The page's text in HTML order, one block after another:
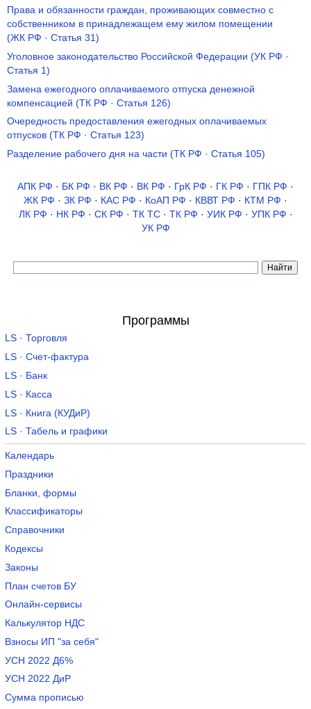
Права и обязанности граждан, проживающих совместно с
собственником в принадлежащем ему жилом помещении
(ЖК РФ · Статья 31)
Уголовное законодательство Российской Федерации (УК РФ ·
Статья 1)
Замена ежегодного оплачиваемого отпуска денежной
компенсацией (ТК РФ · Статья 126)
Очередность предоставления ежегодных оплачиваемых
отпусков (ТК РФ · Статья 123)
Разделение рабочего дня на части (ТК РФ · Статья 105)
АПК РФ · БК РФ · ВК РФ · ВК РФ · ГрК РФ · ГК РФ · ГПК РФ ·
ЖК РФ · ЗК РФ · КАС РФ · КоАП РФ · КВВТ РФ · КТМ РФ ·
ЛК РФ · НК РФ · СК РФ · ТК TC· ТК РФ · УИК РФ · УПК РФ ·
УК РФ
Программы
LS · Торговля
LS · Счет-фактура
LS · Банк
LS · Касса
LS · Книга (КУДиР)
LS · Табель и графики
Календарь
Праздники
Бланки, формы
Классификаторы
Справочники
Кодексы
Законы
План счетов БУ
Онлайн-сервисы
Калькулятор НДС
Взносы ИП "за себя"
УСН 2022 Д6%
УСН 2022 ДиР
Сумма прописью